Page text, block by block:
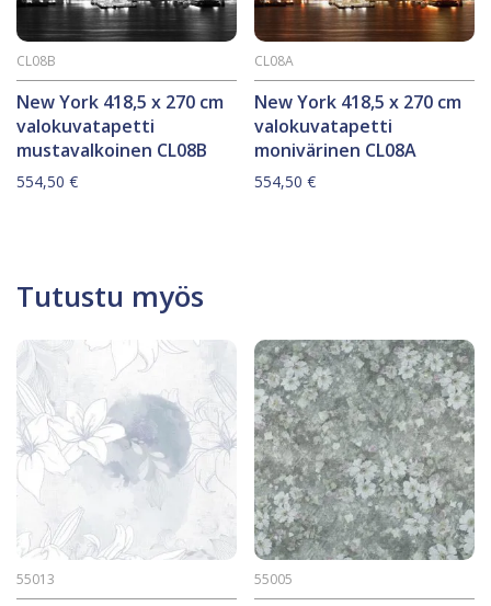
New York 418,5 x 270 cm
valokuvatapetti
mustavalkoinen CL08B
CL08B
554,50 €
New York 418,5 x 270 cm
valokuvatapetti
monivärinen CL08A
CL08A
554,50€
Tutustu myös
55013 55005